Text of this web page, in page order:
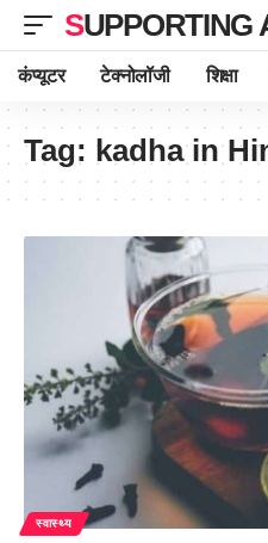
SUPPORTING
कंप्यूटर टेक्नोलॉजी शिक्षा
Tag: kadha in
स्वास्थ्य